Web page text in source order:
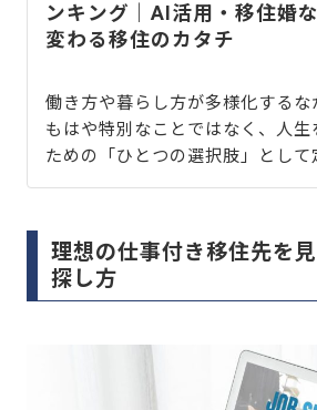
ンキング｜AI活用・移住婚
変わる移住のカタチ
働き方や暮らし方が多様化するな
もはや特別なことではなく、人生
ための「ひとつの選択肢」として
理想の仕事付き移住先を
探し方